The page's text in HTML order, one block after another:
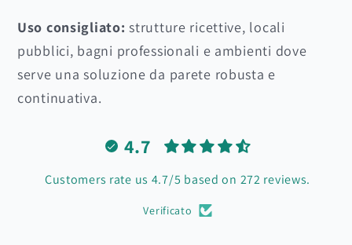
Uso consigliato: strutture ricettive, locali
pubblici, bagni professionali e ambienti dove
serve una soluzione da parete robusta e
continuativa.
4.7
Customers rate us 4.7/5 based on 272 reviews.
Verificato